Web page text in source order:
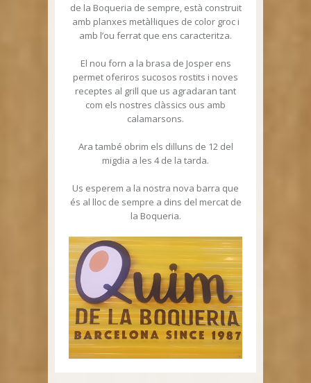
de la Boqueria de sempre, està construit
amb planxes metàl·liques de color groc i
amb l’ou ferrat que ens caracteritza.
El nou forn a la brasa de Josper ens
permet oferiros sucosos rostits i noves
receptes al grill que us agradaran tant
com els nostres clàssics ous amb
calamarsons.
Ara també obrim els dilluns de 12 del
migdia a les 4 de la tarda.
Us esperem a la nostra nova barra que
és al lloc de sempre a dins del mercat de
la Boqueria.